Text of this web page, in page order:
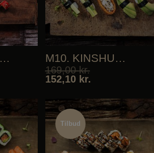
M9. ENISHI (vegan) M10. KINSHU (vegan)
169,00kr.
152,10 kr.
Tilbud
Tilbud